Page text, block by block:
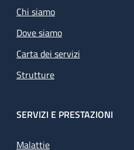
Chi siamo
Dove siamo
Carta dei servizi
Strutture
SERVIZI E PRESTAZIONI
Malattie